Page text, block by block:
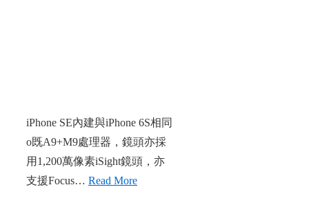
iPhone SE內建與iPhone 6S相同
o既A9+M9處理器，鏡頭亦採
用1,200萬像素iSight鏡頭，亦
支援Focus… Read More